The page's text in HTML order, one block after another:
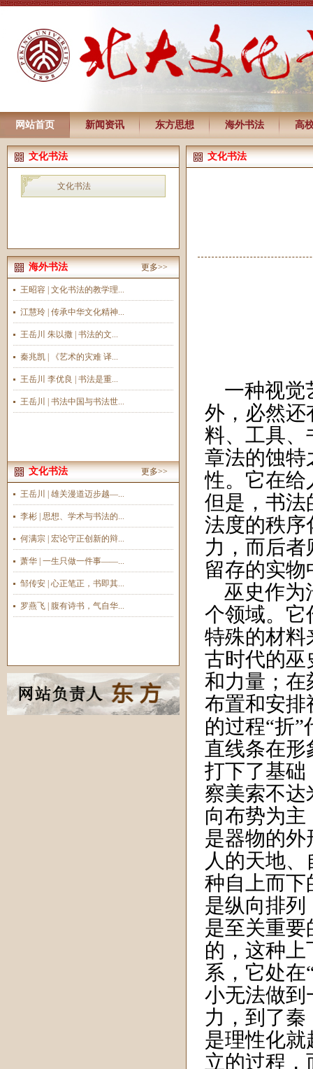
网站首页 新闻资讯 东方思想 海外书法 高
文化书法
文化书法
海外书法 更多>>
王昭容 | 文化书法的教学理...
江慧玲 | 传承中华文化精神...
王岳川 朱以撒 | 书法的文...
秦兆凯 | 《艺术的灾难 译...
王岳川 李优良 | 书法是重...
王岳川 | 书法中国与书法世...
文化书法 更多>>
王岳川 | 雄关漫道迈步越—...
李彬 | 思想、学术与书法的...
何满宗 | 宏论守正创新的辩...
萧华 | 一生只做一件事——...
邹传安 | 心正笔正，书即其...
罗燕飞 | 腹有诗书，气自华...
文化书法
一种视觉
外，必然还
料、工具、
章法的蚀特
性。它在给
但是，书法
法度的秩序
力，而后
留存的实
巫史作为
个领域。它
特殊的材料
古时代的巫
和力量；在
布置和安排
的过程“折”
直线条在形
打下了基础
察美索不达
向布势为
是器物的外
人的天地
种自上而下
是纵向排列
是至关重要
的，这种
系，它处在
小无法做到
力，到了
是理性化就
立的过程，